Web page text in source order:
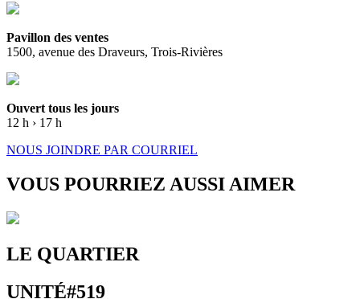
Pavillon des ventes
1500, avenue des Draveurs, Trois-Rivières
Ouvert tous les jours
12 h › 17 h
NOUS JOINDRE PAR COURRIEL
VOUS POURRIEZ AUSSI AIMER
LE QUARTIER
UNITÉ#519